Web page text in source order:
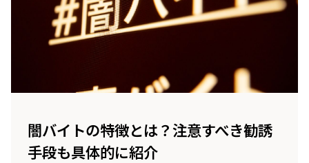
闇バイトの特徴とは？注意すべき勧誘
手段も具体的に紹介